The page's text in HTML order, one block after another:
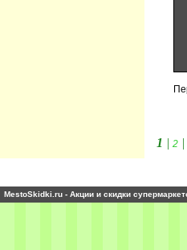
1 | 2 |
MestoSkidki.ru - Акции и скидки